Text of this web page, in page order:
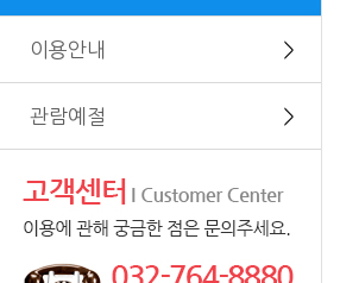
이용안내 ＞
관람예절 ＞